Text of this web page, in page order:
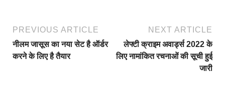
PREVIOUS ARTICLE
नीलम जासूस का नया सेट है ऑर्डर
करने के लिए है तैयार
NEXT ARTICLE
लेफ्टी क्राइम अवार्ड्स 2022 के
लिए नामांकित रचनाओं की सूची हुई
जारी